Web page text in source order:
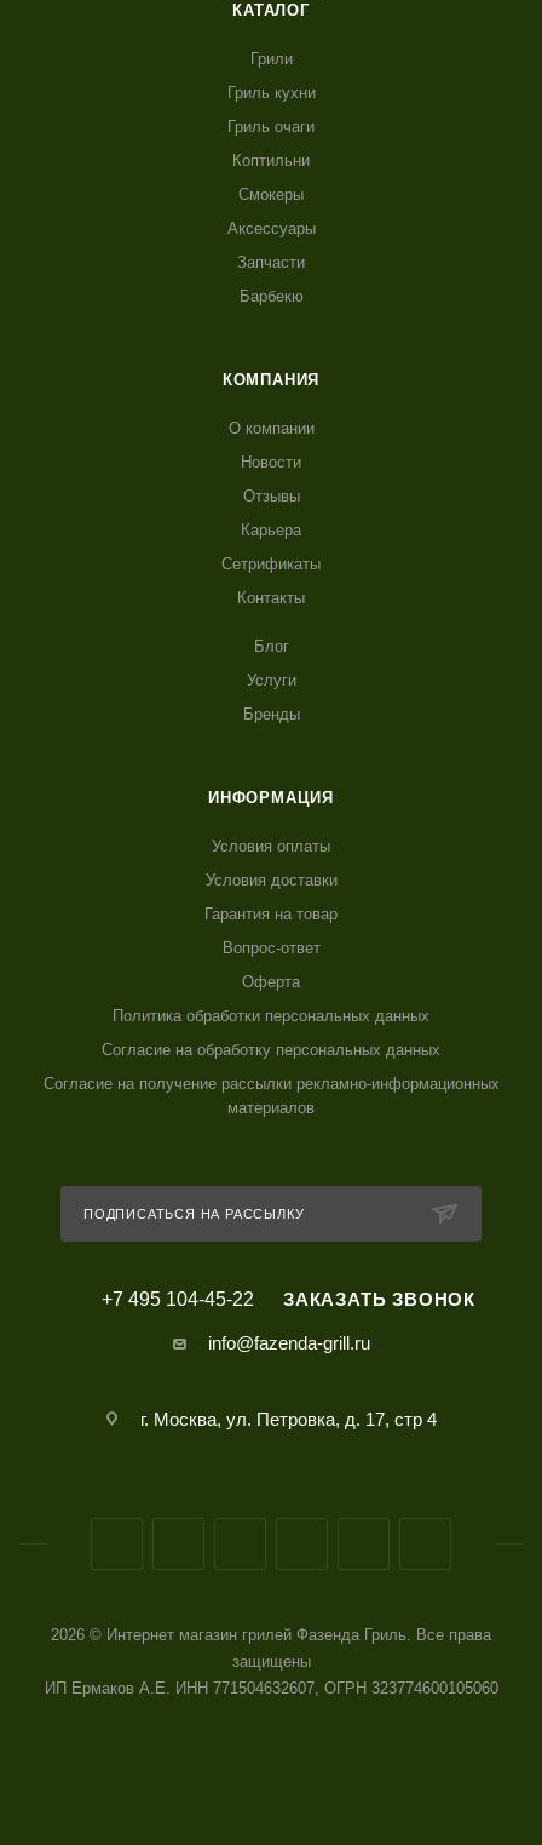
КАТАЛОГ
Грили
Гриль кухни
Гриль очаги
Коптильни
Смокеры
Аксессуары
Запчасти
Барбекю
КОМПАНИЯ
О компании
Новости
Отзывы
Карьера
Сетрификаты
Контакты
Блог
Услуги
Бренды
ИНФОРМАЦИЯ
Условия оплаты
Условия доставки
Гарантия на товар
Вопрос-ответ
Оферта
Политика обработки персональных данных
Согласие на обработку персональных данных
Согласие на получение рассылки рекламно-информационных
материалов
ПОДПИСАТЬСЯ НА РАССЫЛКУ
+7 495 104-45-22 ЗАКАЗАТЬ ЗВОНОК
info@fazenda-grill.ru
г. Москва, ул. Петровка, д. 17, стр 4
2026 © Интернет магазин грилей Фазенда Гриль. Все права
защищены
ИП Ермаков А.Е. ИНН 771504632607, ОГРН 323774600105060